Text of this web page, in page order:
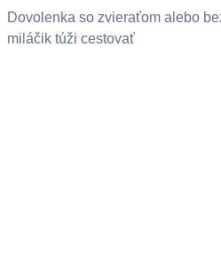
Dovolenka so zvieraťom alebo
miláčik túži cestovať